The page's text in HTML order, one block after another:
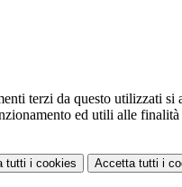
terzi da questo utilizzati si
ed utili alle
tutti i cookies Accetta tutti i